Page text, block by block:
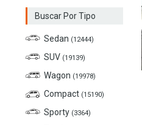
Buscar Por Tipo
Sedan (12444)
SUV (19139)
Wagon (19978)
Compact (15190)
Sporty (3364)